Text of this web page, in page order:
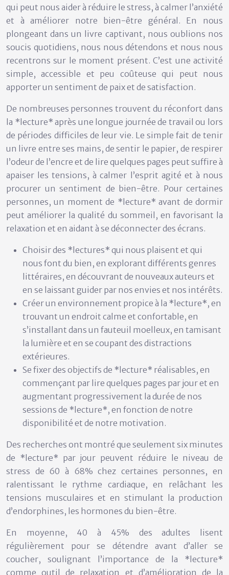
qui peut nous aider à réduire le stress, à calmer l’anxiété
et à améliorer notre bien-être général. En nous
plongeant dans un livre captivant, nous oublions nos
soucis quotidiens, nous nous détendons et nous nous
recentrons sur le moment présent. C’est une activité
simple, accessible et peu coûteuse qui peut nous
apporter un sentiment de paix et de satisfaction.
De nombreuses personnes trouvent du réconfort dans
la *lecture* après une longue journée de travail ou lors
de périodes difficiles de leur vie. Le simple fait de tenir
un livre entre ses mains, de sentir le papier, de respirer
l’odeur de l’encre et de lire quelques pages peut suffire à
apaiser les tensions, à calmer l’esprit agité et à nous
procurer un sentiment de bien-être. Pour certaines
personnes, un moment de *lecture* avant de dormir
peut améliorer la qualité du sommeil, en favorisant la
relaxation et en aidant à se déconnecter des écrans.
Choisir des *lectures* qui nous plaisent et qui
nous font du bien, en explorant différents genres
littéraires, en découvrant de nouveaux auteurs et
en se laissant guider par nos envies et nos intérêts.
Créer un environnement propice à la *lecture*, en
trouvant un endroit calme et confortable, en
s’installant dans un fauteuil moelleux, en tamisant
la lumière et en se coupant des distractions
extérieures.
Se fixer des objectifs de *lecture* réalisables, en
commençant par lire quelques pages par jour et en
augmentant progressivement la durée de nos
sessions de *lecture*, en fonction de notre
disponibilité et de notre motivation.
Des recherches ont montré que seulement six minutes
de *lecture* par jour peuvent réduire le niveau de
stress de 60 à 68% chez certaines personnes, en
ralentissant le rythme cardiaque, en relâchant les
tensions musculaires et en stimulant la production
d’endorphines, les hormones du bien-être.
En moyenne, 40 à 45% des adultes lisent
régulièrement pour se détendre avant d’aller se
coucher, soulignant l’importance de la *lecture*
comme outil de relaxation et d’amélioration de la